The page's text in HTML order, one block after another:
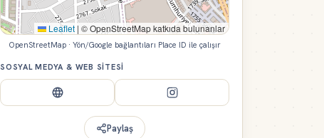
Leaflet | © OpenStreetMap katkıda bulunanlar
OpenStreetMap · Yön/Google bağlantıları Place ID ile çalışır
SOSYAL MEDYA & WEB SITESI
Paylaş